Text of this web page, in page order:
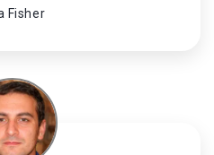
Fisher